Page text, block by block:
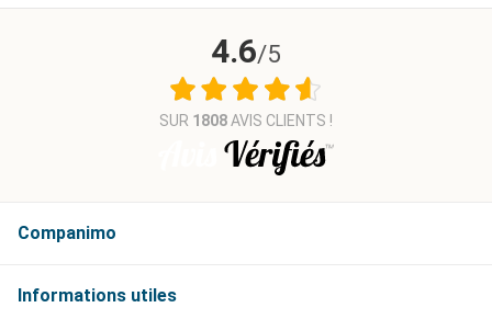
Companimo
Informations
4.6/5
SUR 1808AVIS CLIENTS !